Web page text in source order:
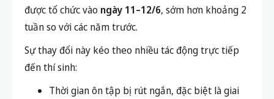
được tổ chức vào ngày 11–12/6, sớm hơn khoảng 2
tuần so với các năm trước.
Sự thay đổi này kéo theo nhiều tác động trực tiếp
đến thí sinh:
Thời gian ôn tập bị rút ngắn, đặc biệt là giai